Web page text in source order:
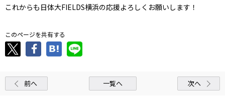
これからも日体大FIELDS横浜の応援よろしくお願いします！
このページを共有する
前へ 一覧へ 次へ